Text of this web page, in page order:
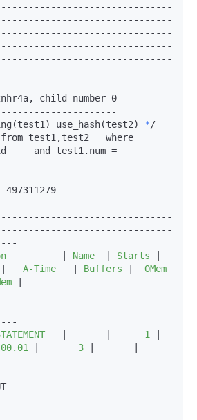
child number 0
use_hash(test2) */
from test1,test2   where
and test1.num =
Name Starts
   A-Time
Buffers
      1
       3